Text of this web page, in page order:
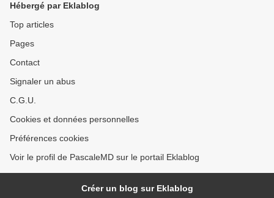
Hébergé par Eklablog
Top articles
Pages
Contact
Signaler un abus
C.G.U.
Cookies et données personnelles
Préférences cookies
Voir le profil de PascaleMD sur le portail Eklablog
Créer un blog sur Eklablog